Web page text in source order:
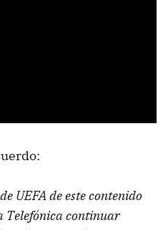
UEFA de este contenido
Telefónica continuar